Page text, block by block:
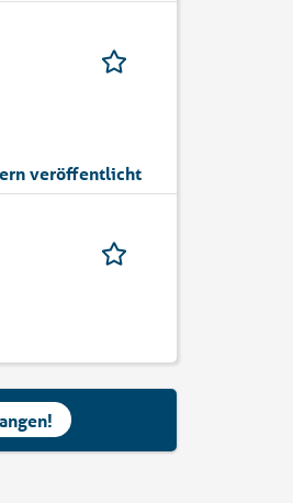
veröffentlicht